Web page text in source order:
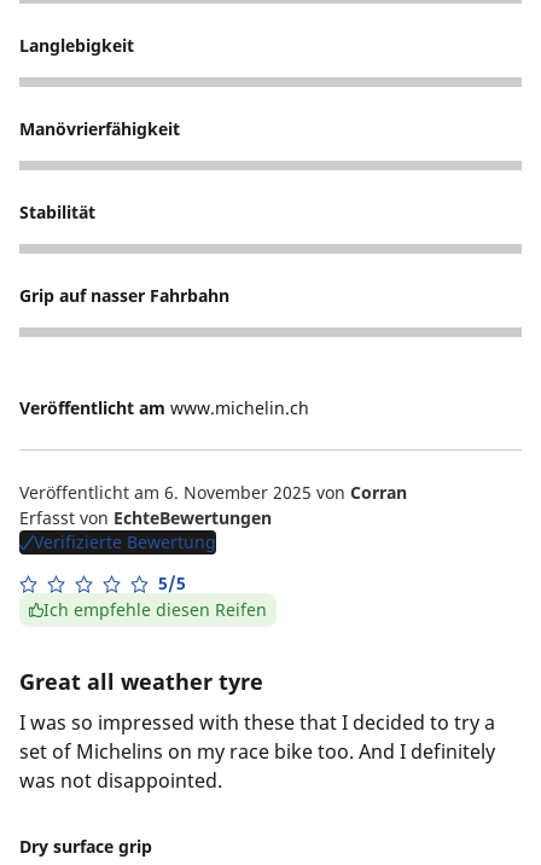
5
Langlebigkeit
1
Manövrierfähigkeit
4
Stabilität
4
Grip auf nasser Fahrbahn
1
Veröffentlicht am www.michelin.ch
Veröffentlicht am 6. November 2025 von Corran
Erfasst von EchteBewertungen
Verifizierte Bewertung
5/5
Ich empfehle diesen Reifen
Great all weather tyre
I was so impressed with these that I decided to try a
set of Michelins on my race bike too. And I definitely
was not disappointed.
Dry surface grip